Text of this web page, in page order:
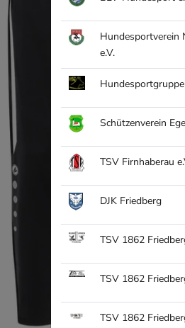
Hundesportverein
e.V.
Schützenverein
TSV Firnhaberau
DJK Friedberg
TSV 1862
TSV 1862
TSV 1862